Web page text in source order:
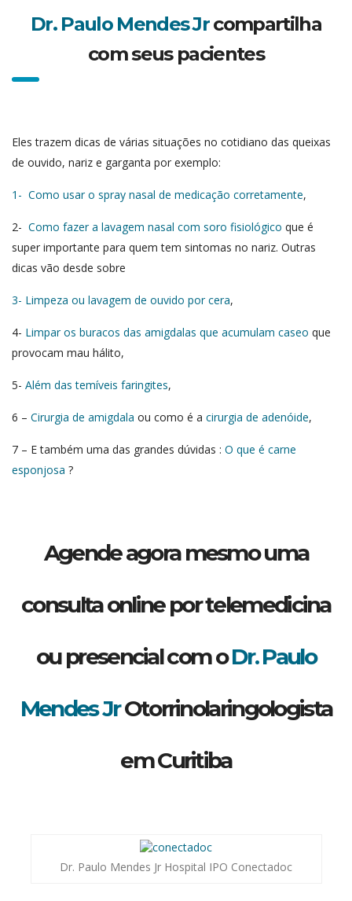
Dr. Paulo Mendes Jrcompartilha
com seus pacientes
Eles trazem dicas de várias situações no cotidiano das queixas
de ouvido, nariz e garganta por exemplo:
1- Como usar o spray nasal de medicação corretamente,
2- Como fazer a lavagem nasal com soro fisiológico que é
super importante para quem tem sintomas no nariz. Outras
dicas vão desde sobre
3- Limpeza ou lavagem de ouvido por cera,
4- Limpar os buracos das amigdalas que acumulam caseo que
provocam mau hálito,
5- Além das temíveis faringites,
6 – Cirurgia de amigdala ou como é a cirurgia de adenóide,
7 – E também uma das grandes dúvidas : O que é carne
esponjosa ?
Agende agora mesmo uma
consulta online por telemedicina
ou presencial com oDr. Paulo
Mendes JrOtorrinolaringologista
em Curitiba
Dr. Paulo Mendes Jr Hospital IPO Conectadoc